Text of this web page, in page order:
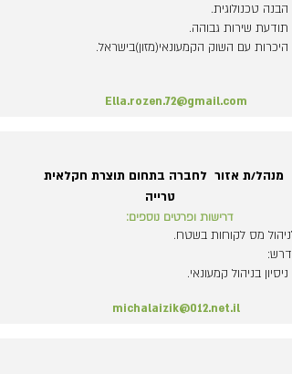
- הבנה טכנולוגית.
- תודעת שירות גבוהה.
- היכרות עם השוק הקמעונאי(מזון)בישראל.
Ella.rozen.72@gmail.com
מנהל/ת אזור לחברה בתחום תוצרת חקלאית
דרישות ופרטים נוספים:
לניהול מס לקוחות בשטח.
נדרש:
- ניסיון בניהול קמעונאי.
michalaizik@012.net.il